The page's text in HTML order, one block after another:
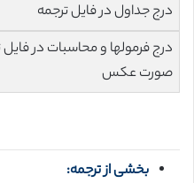
درج جداول در فایل ترجمه
درج فرمولها و محاسبات در فایل
صورت عکس
بخشی از ترجمه: